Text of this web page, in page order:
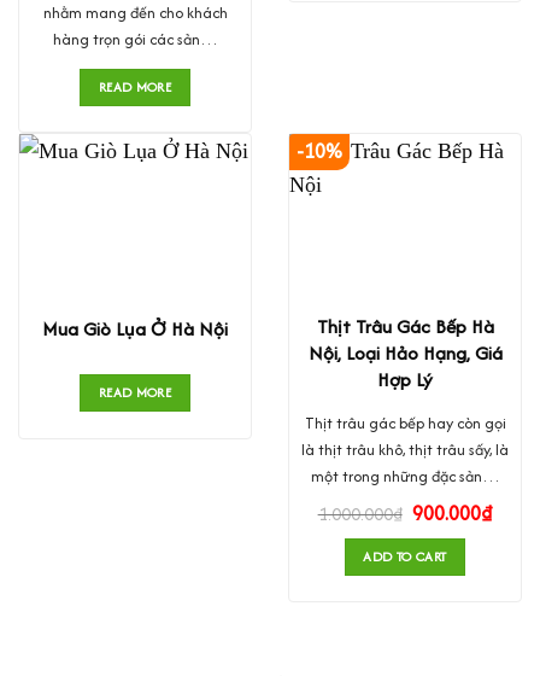
nhằm mang đến cho khách
hàng trọn gói các sản…
READ MORE
Mua Giò Lụa Ở Hà Nội
READ MORE
-10%
Thịt Trâu Gác Bếp Hà
Nội, Loại Hảo Hạng, Giá
Hợp Lý
Thịt trâu gác bếp hay còn gọi
là thịt trâu khô, thịt trâu sấy, là
một trong những đặc sản…
1.000.000₫ 900.000₫
ADD TO CART